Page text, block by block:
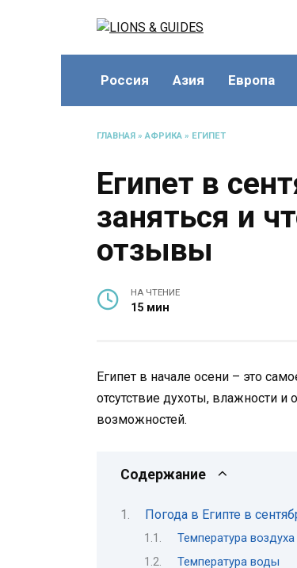
Россия Азия Европа
ГЛАВНАЯ »АФРИКА » ЕГИПЕТ
Египет в
заняться и
отзывы
НА ЧТЕНИЕ
15 мин
Египет в начале осени – это
отсутствие духоты, влажности
возможностей.
Содержание
Погода в Египте в
Температура воздуха
Температура воды